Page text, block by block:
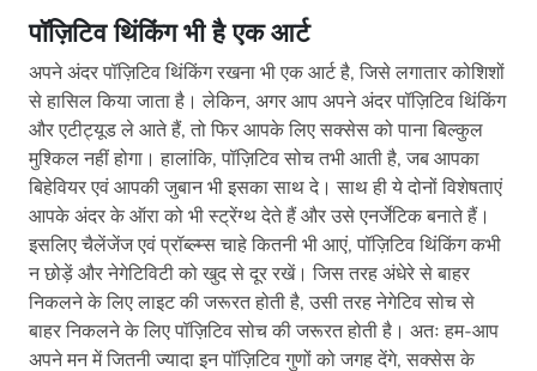
पॉज़िटिव थिंकिंग भी है एक आर्ट
अपने अंदर पॉज़िटिव थिंकिंग रखना भी एक आर्ट है, जिसे लगातार कोशिशों
से हासिल किया जाता है। लेकिन, अगर आप अपने अंदर पॉज़िटिव थिंकिंग
और एटीट्यूड ले आते हैं, तो फिर आपके लिए सक्सेस को पाना बिल्कुल
मुश्किल नहीं होगा। हालांकि, पॉज़िटिव सोच तभी आती है, जब आपका
बिहेवियर एवं आपकी जुबान भी इसका साथ दे। साथ ही ये दोनों विशेषताएं
आपके अंदर के ऑरा को भी स्ट्रेंग्थ देते हैं और उसे एनर्जेटिक बनाते हैं।
इसलिए चैलेंजेंज एवं प्रॉब्ल्म्स चाहे कितनी भी आएं, पॉज़िटिव थिंकिंग कभी
न छोड़ें और नेगेटिविटी को खुद से दूर रखें। जिस तरह अंधेरे से बाहर
निकलने के लिए लाइट की जरूरत होती है, उसी तरह नेगेटिव सोच से
बाहर निकलने के लिए पॉज़िटिव सोच की जरूरत होती है। अतः हम-आप
अपने मन में जितनी ज्यादा इन पॉज़िटिव गुणों को जगह देंगे, सक्सेस के